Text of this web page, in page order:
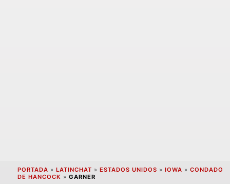
PORTADA » LATINCHAT » ESTADOS UNIDOS » IOWA » CONDADO
DE HANCOCK » GARNER